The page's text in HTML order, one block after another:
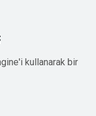
kullanarak bir